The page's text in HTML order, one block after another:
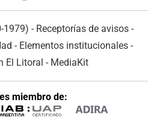
1979) - Receptorías de avisos -
- Elementos institucionales -
El Litoral - MediaKit
miembro de: